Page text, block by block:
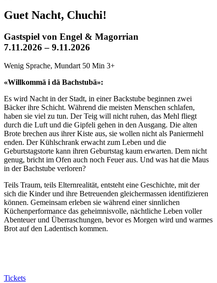
Guet Nacht, Chuchi!
Gastspiel von Engel & Magorrian
7.11.2026 – 9.11.2026
Wenig Sprache, Mundart 50 Min 3+
«Willkommä i dä Bachstubä»:
Es wird Nacht in der Stadt, in einer Backstube beginnen zwei
Bäcker ihre Schicht. Während die meisten Menschen schlafen,
haben sie viel zu tun. Der Teig will nicht ruhen, das Mehl fliegt
durch die Luft und die Gipfeli gehen in den Ausgang. Die alten
Brote brechen aus ihrer Kiste aus, sie wollen nicht als Paniermehl
enden. Der Kühlschrank erwacht zum Leben und die
Geburtstagstorte kann ihren Geburtstag kaum erwarten. Dem nicht
genug, bricht im Ofen auch noch Feuer aus. Und was hat die Maus
in der Bachstube verloren?
Teils Traum, teils Elternrealität, entsteht eine Geschichte, mit der
sich die Kinder und ihre Betreuenden gleichermassen identifizieren
können. Gemeinsam erleben sie während einer sinnlichen
Küchenperformance das geheimnisvolle, nächtliche Leben voller
Abenteuer und Überraschungen, bevor es Morgen wird und warmes
Brot auf den Ladentisch kommen.
Tickets